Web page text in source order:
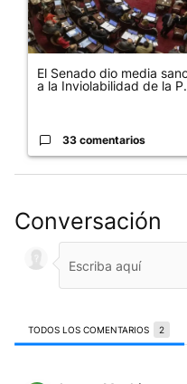
El Senado dio media
a la Inviolabilidad de la
33 comentarios
Conversación
TODOS LOS COMENTARIOS 2